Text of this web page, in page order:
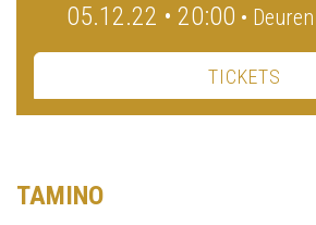
05.12.22 • 20:00 •
TICKETS
TAMINO